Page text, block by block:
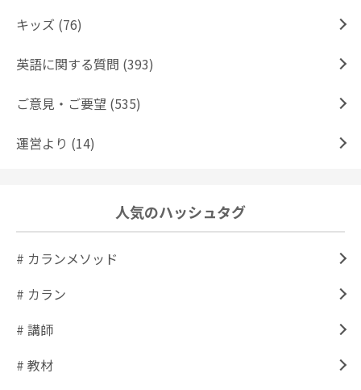
キッズ (76)
英語に関する質問 (393)
ご意見・ご要望 (535)
運営より (14)
人気のハッシュタグ
# カランメソッド
# カラン
# 講師
# 教材